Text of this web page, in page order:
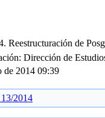
Reestructuración de
Dirección de
de 2014 09:39
2014